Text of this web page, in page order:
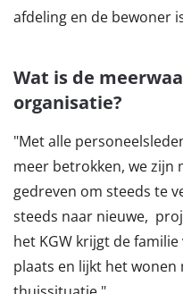
afdeling en de bewoner
Wat is de
organisatie?
"Met alle
meer betrokken, we zijn
gedreven om steeds te
steeds naar nieuwe,
het KGW krijgt de
plaats en lijkt het wonen